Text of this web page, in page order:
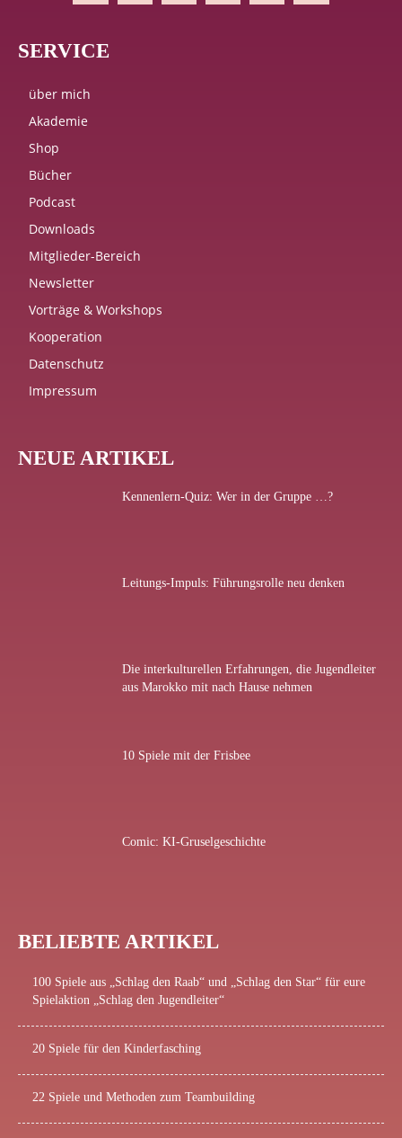
SERVICE
über mich
Akademie
Shop
Bücher
Podcast
Downloads
Mitglieder-Bereich
Newsletter
Vorträge & Workshops
Kooperation
Datenschutz
Impressum
NEUE ARTIKEL
Kennenlern-Quiz: Wer in der Gruppe …?
Leitungs-Impuls: Führungsrolle neu denken
Die interkulturellen Erfahrungen, die Jugendleiter
aus Marokko mit nach Hause nehmen
10 Spiele mit der Frisbee
Comic: KI-Gruselgeschichte
BELIEBTE ARTIKEL
100 Spiele aus „Schlag den Raab“ und „Schlag den Star“ für eure
Spielaktion „Schlag den Jugendleiter“
20 Spiele für den Kinderfasching
22 Spiele und Methoden zum Teambuilding